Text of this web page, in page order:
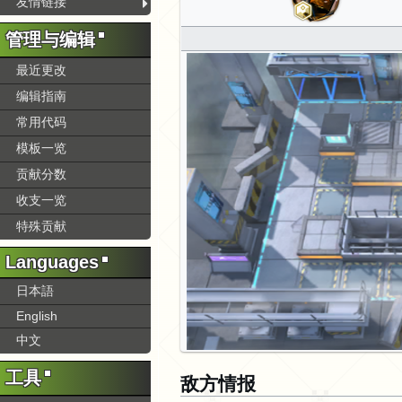
敌方情报
管理与编辑
最近更改
编辑指南
常用代码
模板一览
贡献分数
收支一览
特殊贡献
Languages
日本語
English
中文
工具